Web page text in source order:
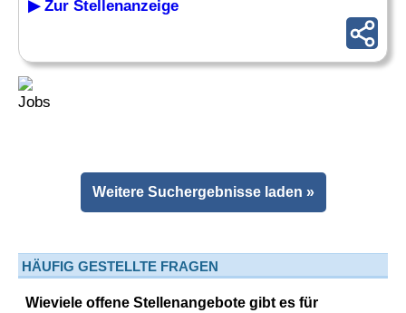
▶ Zur Stellenanzeige
Weitere Suchergebnisse laden »
HÄUFIG GESTELLTE FRAGEN
Wieviele offene Stellenangebote gibt es für